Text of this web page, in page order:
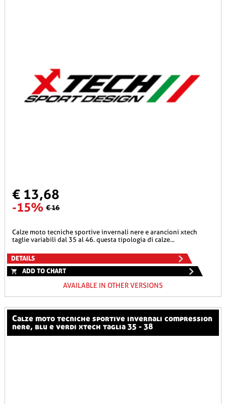
€ 13,68
-15% € 16
calze moto tecniche sportive invernali nere e arancioni xtech
taglie variabili dal 35 al 46. questa tipologia di calze...
DETAILS
ADD TO CHART
AVAILABLE IN OTHER VERSIONS
calze moto tecniche sportive invernali compression
nere, blu e verdi xtech taglia 35 - 38